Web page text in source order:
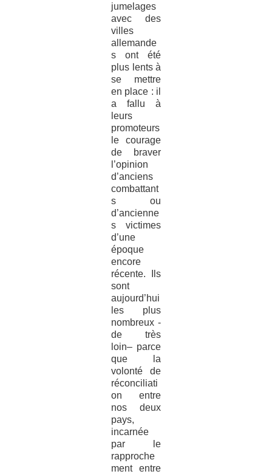
jumelages
avec des
villes
allemande
s ont été
plus lents à
se mettre
en place : il
a fallu à
leurs
promoteurs
le courage
de braver
l’opinion
d’anciens
combattant
s ou
d’ancienne
s victimes
d’une
époque
encore
récente. Ils
sont
aujourd’hui
les plus
nombreux -
de très
loin– parce
que la
volonté de
réconciliati
on entre
nos deux
pays,
incarnée
par le
rapproche
ment entre